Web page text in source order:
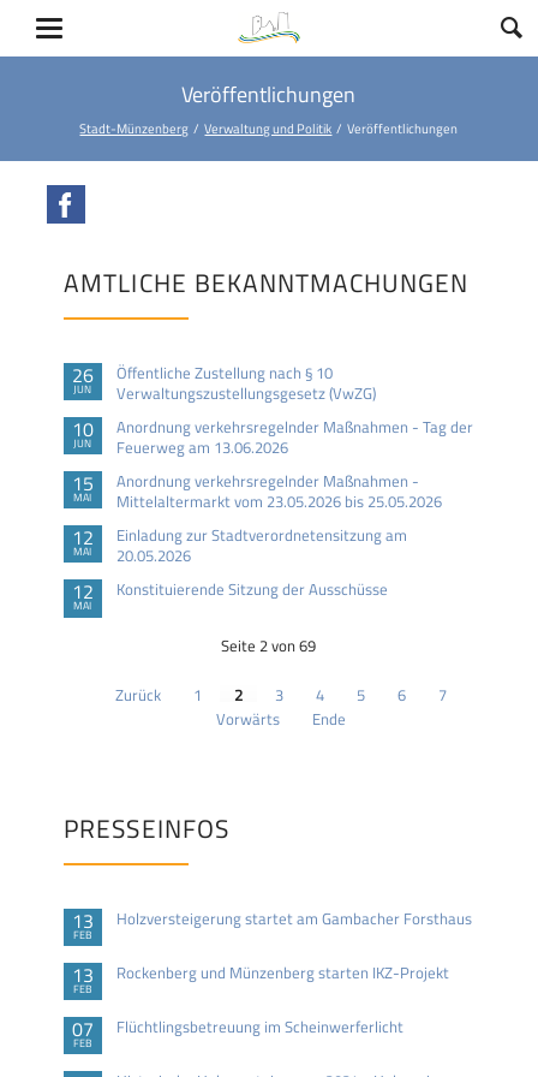
Veröffentlichungen
Stadt-Münzenberg Verwaltung und Politik Veröffentlichungen
AMTLICHE BEKANNTMACHUNGEN
26
JUN
Öffentliche Zustellung nach § 10
Verwaltungszustellungsgesetz (VwZG)
10
JUN
Anordnung verkehrsregelnder Maßnahmen - Tag der
Feuerweg am 13.06.2026
15
MAI
Anordnung verkehrsregelnder Maßnahmen -
Mittelaltermarkt vom 23.05.2026 bis 25.05.2026
12
MAI
Einladung zur Stadtverordnetensitzung am
20.05.2026
12
MAI
Konstituierende Sitzung der Ausschüsse
Seite 2 von 69
Zurück 1 2 3 4 5 6
7
Vorwärts
Ende
PRESSEINFOS
13
FEB
Holzversteigerung startet am Gambacher Forsthaus
13
FEB
Rockenberg und Münzenberg starten IKZ-Projekt
07
FEB
Flüchtlingsbetreuung im Scheinwerferlicht